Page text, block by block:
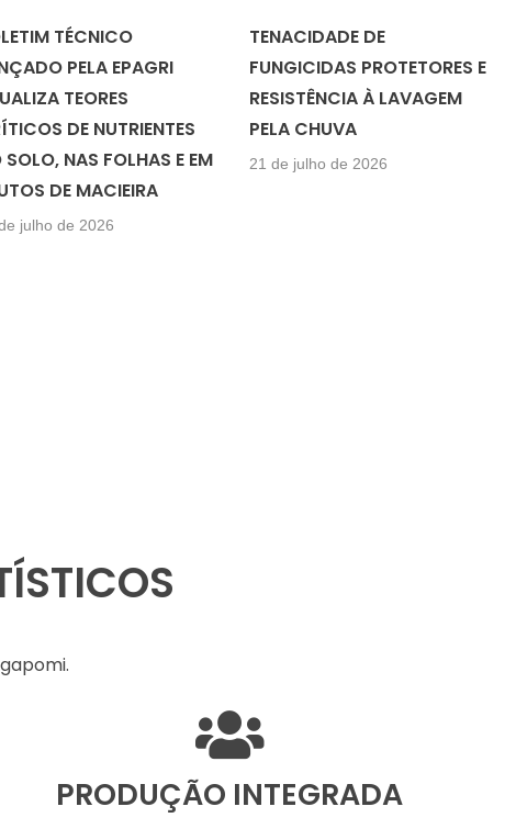
TÉCNICO
PELA EPAGRI
TEORES
DE NUTRIENTES
SOLO, NAS FOLHAS E EM
DE MACIEIRA
julho de 2026
TENACIDADE DE
FUNGICIDAS PROTETORES E
RESISTÊNCIA À LAVAGEM
PELA CHUVA
21 de julho de 2026
PRODUÇÃO INTEGRADA